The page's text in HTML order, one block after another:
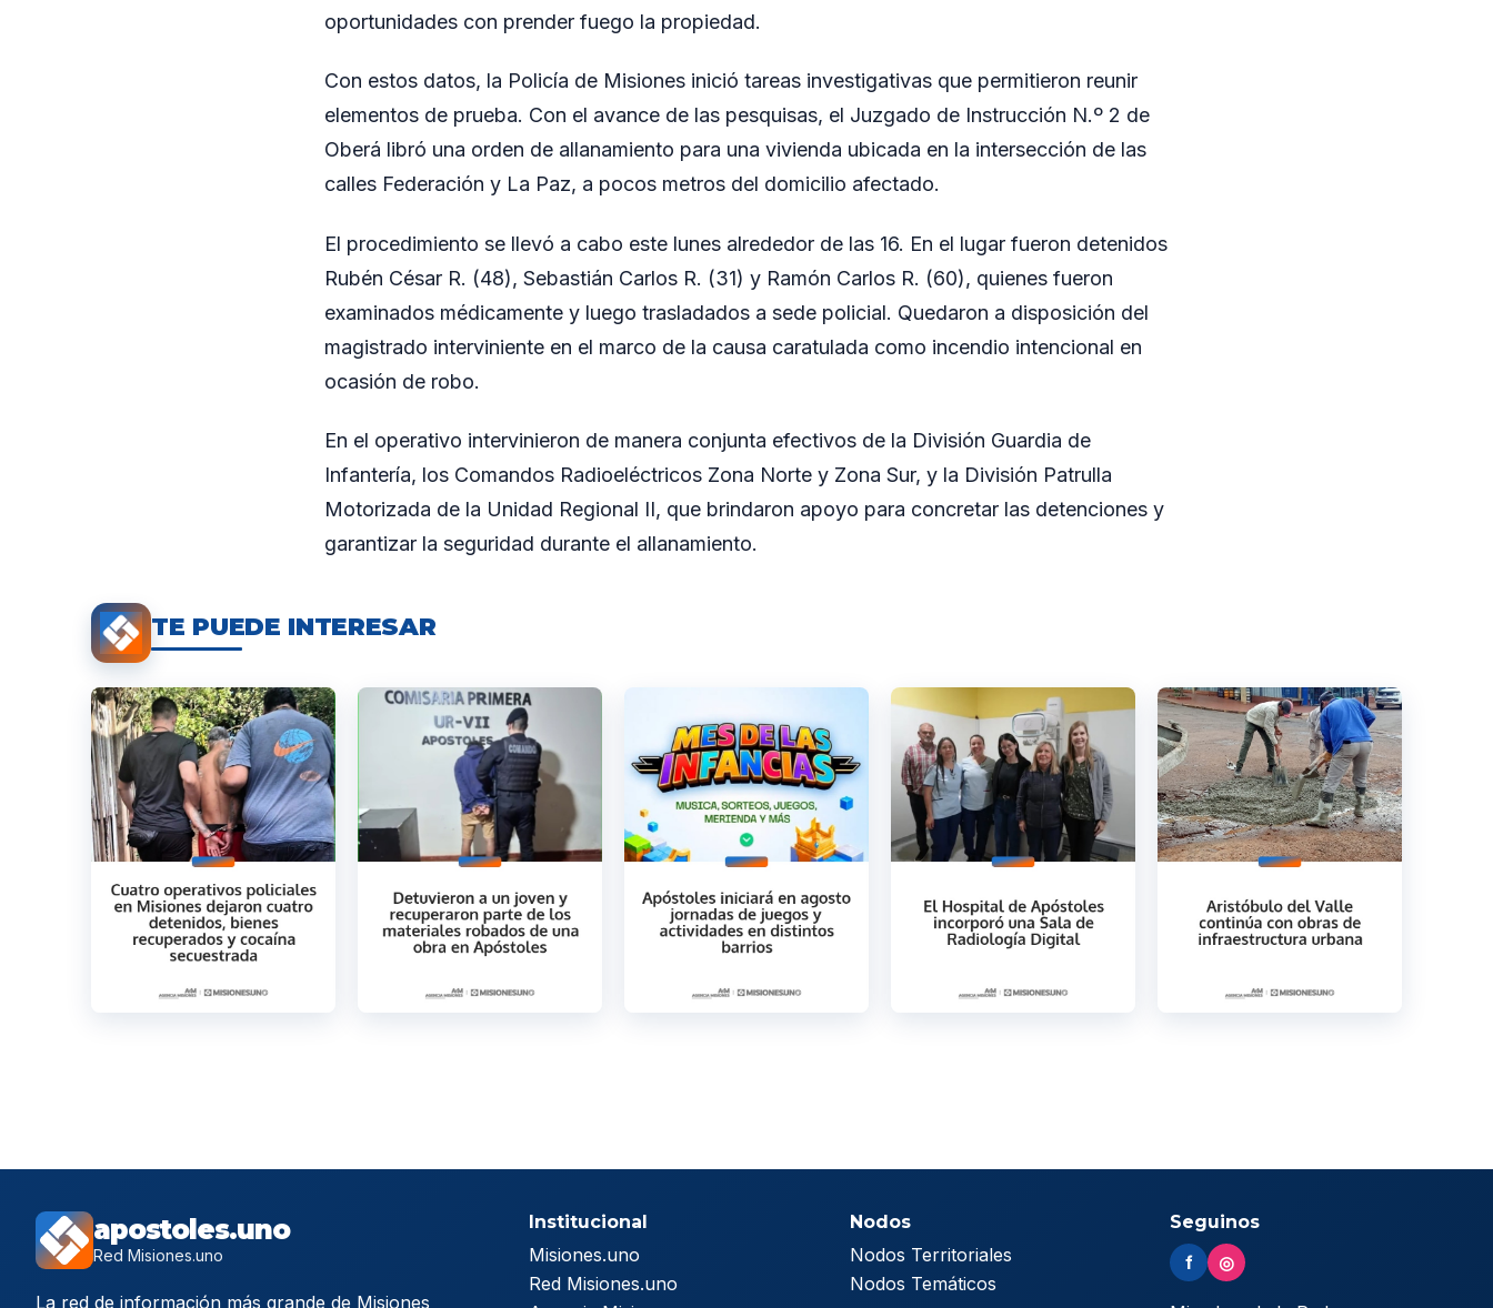
oportunidades con prender fuego la propiedad.
Con estos datos, la Policía de Misiones inició tareas investigativas que permitieron reunir
elementos de prueba. Con el avance de las pesquisas, el Juzgado de Instrucción N.º 2 de
Oberá libró una orden de allanamiento para una vivienda ubicada en la intersección de las
calles Federación y La Paz, a pocos metros del domicilio afectado.
El procedimiento se llevó a cabo este lunes alrededor de las 16. En el lugar fueron detenidos
Rubén César R. (48), Sebastián Carlos R. (31) y Ramón Carlos R. (60), quienes fueron
examinados médicamente y luego trasladados a sede policial. Quedaron a disposición del
magistrado interviniente en el marco de la causa caratulada como incendio intencional en
ocasión de robo.
En el operativo intervinieron de manera conjunta efectivos de la División Guardia de
Infantería, los Comandos Radioeléctricos Zona Norte y Zona Sur, y la División Patrulla
Motorizada de la Unidad Regional II, que brindaron apoyo para concretar las detenciones y
garantizar la seguridad durante el allanamiento.
TE PUEDE INTERESAR
apostoles.uno
Red Misiones.uno
La red de información más grande de Misiones
Institucional
Misiones.uno
Red Misiones.uno
Nodos
Nodos Territoriales
Nodos Temáticos
Seguinos
f ◎